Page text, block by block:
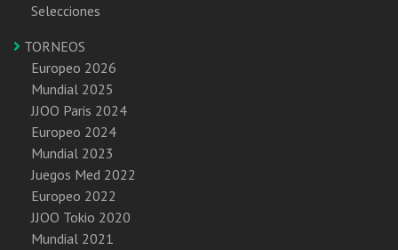
Selecciones
TORNEOS
Europeo 2026
Mundial 2025
JJOO Paris 2024
Europeo 2024
Mundial 2023
Juegos Med 2022
Europeo 2022
JJOO Tokio 2020
Mundial 2021